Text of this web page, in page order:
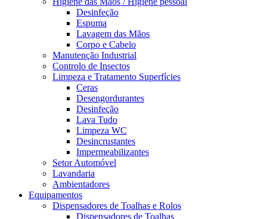
Desinfeção
Espuma
Lavagem das Mãos
Corpo e Cabelo
Manutenção Industrial
Controlo de Insectos
Limpeza e Tratamento Superfícies
Ceras
Desengordurantes
Desinfeção
Lava Tudo
Limpeza WC
Desincrustantes
Impermeabilizantes
Setor Automóvel
Lavandaria
Ambientadores
Equipamentos
Dispensadores de Toalhas e Rolos
Dispensadores de Toalhas